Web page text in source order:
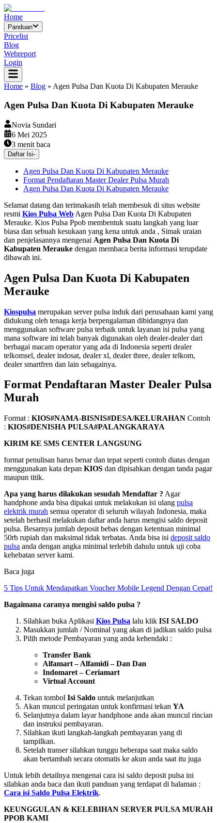
Home
Panduan
Pricelist
Blog
Webreport
Login
Home » Blog » Agen Pulsa Dan Kuota Di Kabupaten Merauke
Agen Pulsa Dan Kuota Di Kabupaten Merauke
Novia Sundari
6 Mei 2025
3 menit baca
Daftar Isi-
Agen Pulsa Dan Kuota Di Kabupaten Merauke
Format Pendaftaran Master Dealer Pulsa Murah
Agen Pulsa Dan Kuota Di Kabupaten Merauke
Selamat datang dan terimakasih telah membesuk di situs website
resmi Kios Pulsa Web Agen Pulsa Dan Kuota Di Kabupaten
Merauke. Kios Pulsa Ppob membentuk suatu langkah yang luar
biasa dan sebuah kesukaan yang kena untuk anda , Simak uraian
dan penjelasannya mengenai Agen Pulsa Dan Kuota Di
Kabupaten Merauke dengan membaca berita informasi terupdate
dibawah ini.
Agen Pulsa Dan Kuota Di Kabupaten
Merauke
Kiospulsa merupakan server pulsa induk dari perusahaan kami yang
didukung oleh tenaga kerja berpengalaman dibidangnya dan
menggunakan software pulsa terbaik untuk layanan isi pulsa yang
mana software ini telah banyak digunakan oleh dealer-dealer dari
berbagai macam operator yang ada di Indonesia seperti dealer
telkomsel, dealer indosat, dealer xl, dealer three, dealer telkom,
dealer smartfren dan lain sebagainya.
Format Pendaftaran Master Dealer Pulsa
Murah
Format : KIOS#NAMA-BISNIS#DESA/KELURAHAN Contoh
: KIOS#DENISHA PULSA#PALANGKARAYA
KIRIM KE SMS CENTER LANGSUNG
format penulisan harus benar dan tepat seperti contoh diatas dengan
menggunakan kata depan KIOS dan dipisahkan dengan tanda pagar
maupun titik.
Apa yang harus dilakukan sesudah Mendaftar ? Agar
handphone anda bisa dipakai untuk melakukan isi ulang pulsa
elektrik murah semua operator di seluruh wilayah Indonesia, maka
setelah berhasil melakukan daftar anda harus mengisi saldo deposit
pulsa. Besarnya jumlah deposit bebas dengan ketentuan minimal
50rb rupiah dan maksimal tidak terbatas. Anda bisa isi deposit saldo
pulsa anda dengan angka minimal terlebih dahulu untuk uji coba
kehebatan server kami.
Baca juga
5 Tips Untuk Mendapatkan Voucher Mobile Legend Dengan Cepat!
Bagaimana caranya mengisi saldo pulsa ?
Silahkan buka Aplikasi Kios Pulsa lalu klik ISI SALDO
Masukkan jumlah / Nominal yang akan di jadikan saldo pulsa
Pilih metode Pembayaran yang anda kehendaki :
Transfer Bank
Alfamart – Alfamidi – Dan Dan
Indomaret – Ceriamart
Virtual Account
Tekan tombol Isi Saldo untuk melanjutkan
Akan muncul peringatan untuk konfirmasi tekan YA
Selanjutnya dalam layar handphone anda akan muncul rincian
dan instruksi pembayaran.
Silahkan ikuti langkah-langkah pembayaran yang di
tampilkan.
Setelah transer silahkan tunggu beberapa saat maka saldo
akan bertambah secara otomatis ke akun anda saat itu juga
Untuk lebih detailnya mengenai cara isi saldo deposit pulsa ini
silahkan anda baca dan ikuti panduan yang terdapat di halaman :
Cara isi Saldo Pulsa Elektrik.
KEUNGGULAN & KELEBIHAN SERVER PULSA MURAH
PPOB KAMI